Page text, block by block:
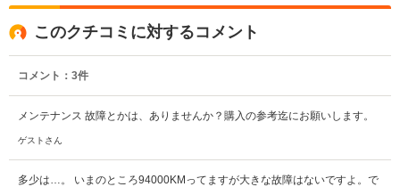
このクチコミに対するコメント
コメント： 3件
メンテナンス 故障とかは、ありませんか？購入の参考迄にお願いします。
ゲストさん
多少は…。 いまのところ94000KMってますが大きな故障はないですよ。で